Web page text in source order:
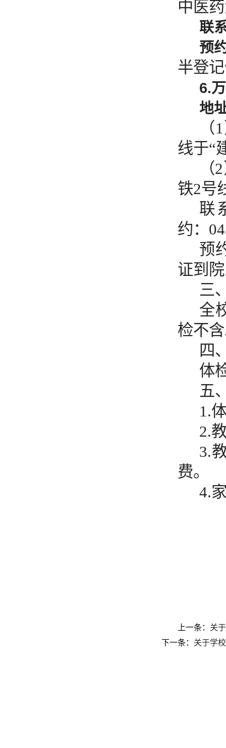
中医
联
预
半登
6.
地
线于“
铁2号
联
约：
预
证到
三
全
检不
四
体
五
1.
2.
3.
费。
4.
上一条： 关
下一条： 关于学